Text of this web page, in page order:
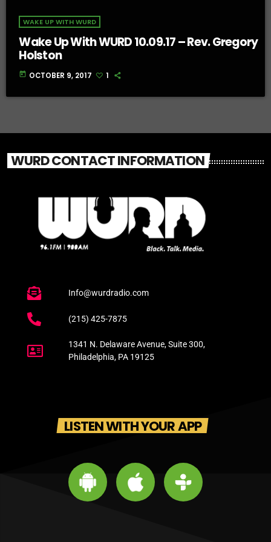
WAKE UP WITH WURD
Wake Up With WURD 10.09.17 – Rev. Gregory
Holston
today OCTOBER 9, 2017 1
WURD CONTACT INFORMATION
Info@wurdradio.com
(215) 425-7875
1341 N. Delaware Avenue, Suite 300,
Philadelphia, PA 19125
LISTEN WITH YOUR APP